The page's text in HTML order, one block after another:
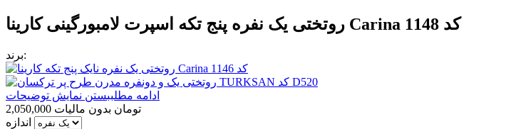
روتختی یک نفره پنج تکه اسپرت لامبورگینی کارینا Carina کد 1148
برند:
ادامه مطلببستن نمایش توضیحات
2,050,000 تومان بدون مالیات
اندازه